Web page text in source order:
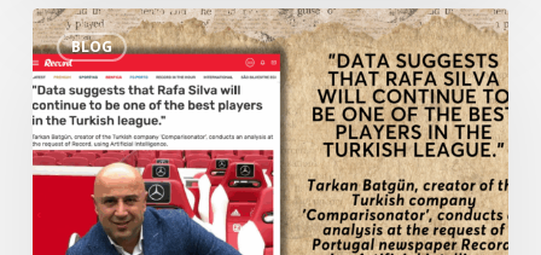
BLOG
Entrevista
especial
de
Tarkan
Batgün
al
portugués